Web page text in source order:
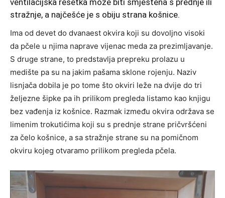
stražnje, a najčešće je s obiju strana košnice.
Ima od devet do dvanaest okvira koji su dovoljno visoki
da pčele u njima naprave vijenac meda za prezimljavanje.
S druge strane, to predstavlja prepreku prolazu u
medište pa su na jakim pašama sklone rojenju. Naziv
lisnjača dobila je po tome što okviri leže na dvije do tri
željezne šipke pa ih prilikom pregleda listamo kao knjigu
bez vađenja iz košnice. Razmak između okvira održava se
limenim trokutićima koji su s prednje strane pričvršćeni
za čelo košnice, a sa stražnje strane su na pomičnom
okviru kojeg otvaramo prilikom pregleda pčela.